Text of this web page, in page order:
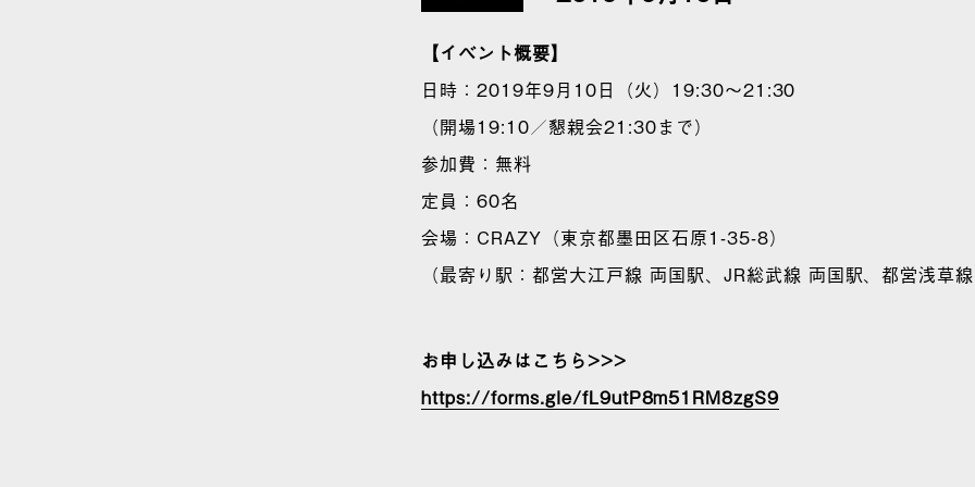
【イベント概要】
日時：2019年9月10日（火）19:30～21:30
（開場19:10／懇親会21:30まで）
参加費：無料
定員：60名
会場：CRAZY（東京都墨田区石原1-35-8）
（最寄り駅：都営大江戸線 両国駅、JR総武線 両国駅、都営浅草
お申し込みはこちら>>>
https://forms.gle/fL9utP8m51RM8zgS9